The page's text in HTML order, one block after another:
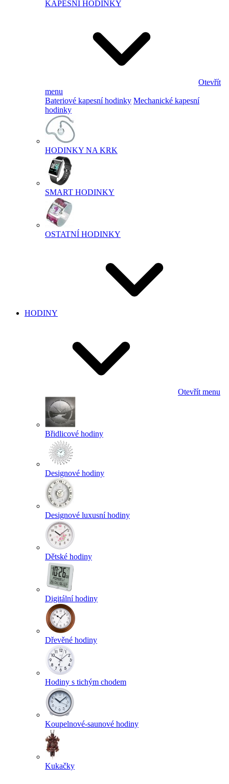
KAPESNÍ HODINKY
Otevřít
menu
Bateriové kapesní hodinky Mechanické kapesní
hodinky
HODINKY NA KRK
SMART HODINKY
OSTATNÍ HODINKY
HODINY
Otevřít menu
Břidlicové hodiny
Designové hodiny
Designové luxusní hodiny
Dětské hodiny
Digitální hodiny
Dřevěné hodiny
Hodiny s tichým chodem
Koupelnové-saunové hodiny
Kukačky